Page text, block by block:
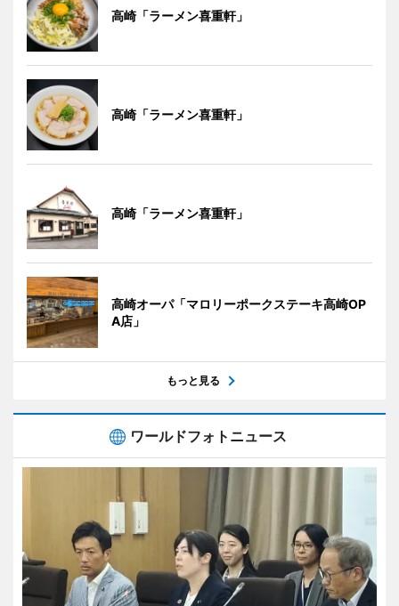
高崎「ラーメン喜重軒」
高崎「ラーメン喜重軒」
高崎「ラーメン喜重軒」
高崎オーパ「マロリーポークステーキ高崎OP
A店」
もっと見る
ワールドフォトニュース